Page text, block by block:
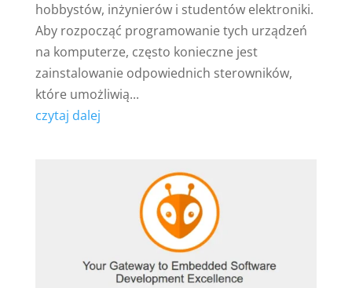
hobbystów, inżynierów i studentów elektroniki.
Aby rozpocząć programowanie tych urządzeń
na komputerze, często konieczne jest
zainstalowanie odpowiednich sterowników,
które umożliwią...
czytaj dalej